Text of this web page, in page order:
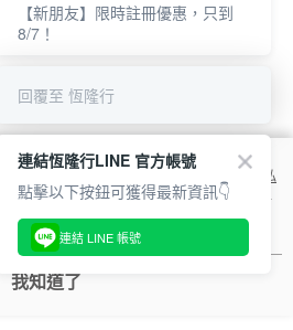
20cm 3.7L (鉑金色)
NT$9,720
NT$14,000
20cm 3.7L (銅金
NT$9,720
全站排行
本網站使用 cookie 方式之詳情，及若您不希
更電腦的 cookie 設定，請參閱本網站「
隱私
使用本網站即表示您同意本公司得按本網站使
我知道了
【新朋友】限時註冊優惠，只到
8/7！
回覆至 恆隆行
連結恆隆行LINE 官方帳號
點擊以下按鈕可獲得最新資訊👇
連結 LINE 帳號